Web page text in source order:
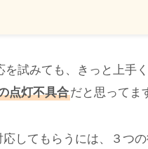
試みても、きっと上手
点灯不具合だと思ってま
してもらうには、３つ